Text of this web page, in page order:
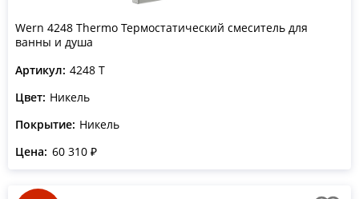
Wern 4248 Thermo Термостатический смеситель для
ванны и душа
Артикул: 4248 T
Цвет: Никель
Покрытие: Никель
Цена: 60 310 ₽